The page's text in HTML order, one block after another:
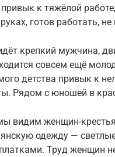
к тя­жёлой
готов работать,
крепкий мужчина,
совсем ещё
детства привык к
Рядом с юношей в
видим женщин-
одежду —
Труд женщин